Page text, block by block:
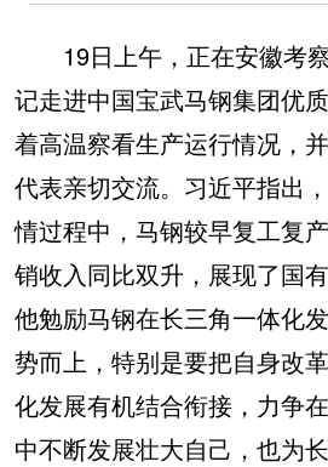
19日上午，正在安徽考
记走进中国宝武马钢集团优
着高温察看生产运行情况，
代表亲切交流。习近平指出
情过程中，马钢较早复工复
销收入同比双升，展现了国
他勉励马钢在长三角一体化
势而上，特别是要把自身改
化发展有机结合衔接，力争
中不断发展壮大自己，也为